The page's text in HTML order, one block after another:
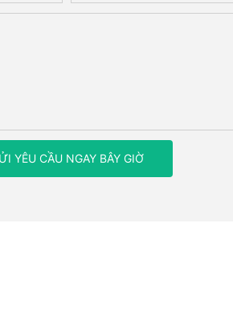
YÊU CẦU NGAY BÂY GIỜ